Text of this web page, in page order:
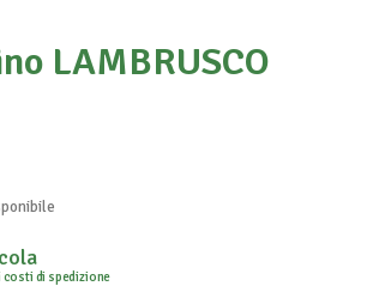
LAMBRUSCO
di spedizione